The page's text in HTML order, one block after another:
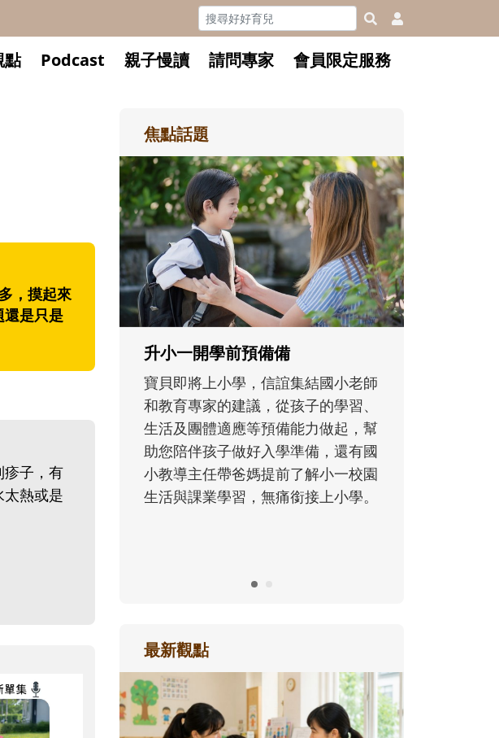
點 Podcast 親子慢讀 請問專家 會員限定服務
，摸起來
還是只是
疹子，有
熱或是
焦點話題
小學，信誼集結國小老師
的建議，從孩子的學習、
適應等預備能力做起，幫
子做好入學準備，還有國
帶爸媽提前了解小一校園
學習，無痛銜接上小學。
和孩子一起長大的那個男人│讀
懂父親的不同模樣
沒有人天生就擅長當爸爸！男人總是
在一次次「前所未有」的體驗中，跟
著孩子一起長大。從給予安全感的肢
體遊戲，到獨立自主、角色認同及解
決問題的能力養成。爸爸正嘗試用不
同的模樣，參與孩子每個重要的成長
歷程。
最新觀點